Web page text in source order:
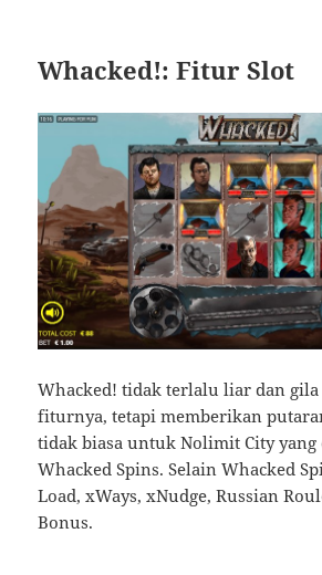
Whacked!: Fitur Slot
Whacked! tidak terlalu liar dan
fiturnya, tetapi memberikan
tidak biasa untuk Nolimit City yang
Whacked Spins. Selain Whacked
Load, xWays, xNudge, Russian
Bonus.